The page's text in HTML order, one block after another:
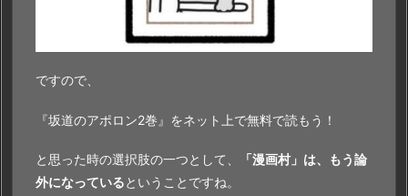
ですので、
『坂道のアポロン2巻』をネット上で無料で読もう！
と思った時の選択肢の一つとして、
「漫画村」は、もう論
外になっているということですね。